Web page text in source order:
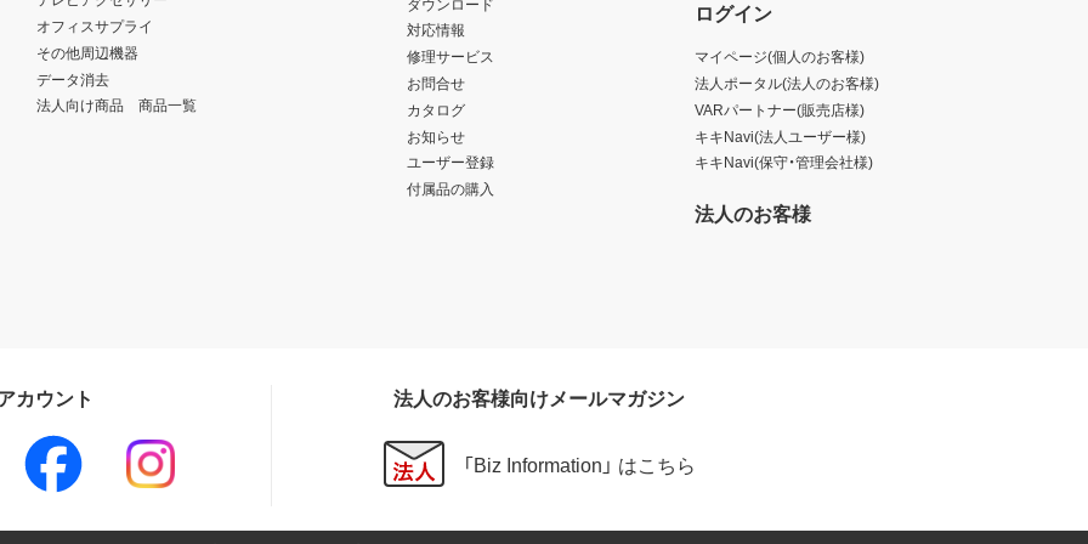
オフィスサプライ
その他周辺機器
データ消去
法人向け商品 商品一覧
対応情報
修理サービス
お問合せ
カタログ
お知らせ
ユーザー登録
付属品の購入
ログイン
マイページ(個人のお客様)
法人ポータル(法人のお客様)
VARパートナー(販売店様)
キキNavi(法人ユーザー様)
キキNavi(保守・管理会社様)
法人のお客様
カウント 法人のお客様向けメールマガジン
「Biz Information」 はこちら